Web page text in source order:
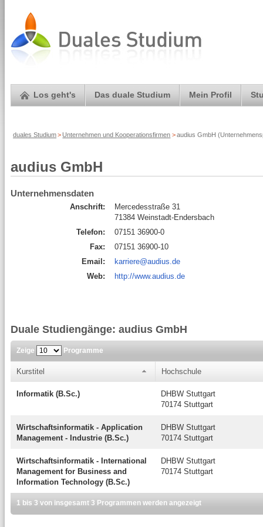
Los geht's Das duale Studium Mein Profil
duales Studium> Unternehmen und Kooperationsfirmen >audius GmbH
audius GmbH
Unternehmensdaten
Anschrift:
Mercedesstraße 31
71384 Weinstadt-Endersbach
Telefon:
07151 36900-0
Fax:
07151 36900-10
Email:
karriere@audius.de
Web:
http://www.audius.de
Duale Studiengänge: audius GmbH
Zeige Programme
Kurstitel Hochschule
Informatik (B.Sc.)
DHBW Stuttgart
70174 Stuttgart
Wirtschaftsinformatik - Application
Management - Industrie (B.Sc.)
DHBW Stuttgart
70174 Stuttgart
Wirtschaftsinformatik - International
Management for Business and
Information Technology (B.Sc.)
DHBW Stuttgart
70174 Stuttgart
1 bis 3 von insgesamt 3 Programmen werden angezeigt